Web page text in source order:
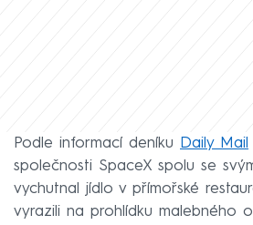
Podle informací deníku Daily Mail
společnosti SpaceX spolu se
vychutnal jídlo v přímořské
vyrazili na prohlídku malebného